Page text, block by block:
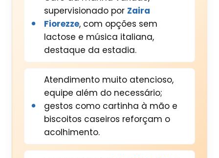
supervisionado por Zaira
Fiorezze, com opções sem
lactose e música italiana,
destaque da estadia.
Atendimento muito atencioso,
equipe além do necessário;
gestos como cartinha à mão e
biscoitos caseiros reforçam o
acolhimento.